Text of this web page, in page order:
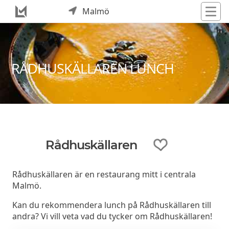
Malmö
RÅDHUSKÄLLAREN LUNCH
Rådhuskällaren
Rådhuskällaren är en restaurang mitt i centrala
Malmö.
Kan du rekommendera lunch på Rådhuskällaren till
andra? Vi vill veta vad du tycker om Rådhuskällaren!